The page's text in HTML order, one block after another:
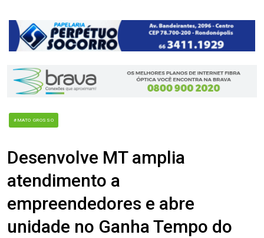
#MATO GROSSO
Desenvolve MT amplia
atendimento a
empreendedores e abre
unidade no Ganha Tempo do